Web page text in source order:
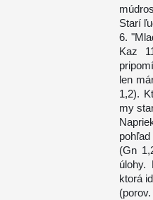
Starí
6.
Kaz
len
1,2).
my
(Gn
úlohy.
ktorá